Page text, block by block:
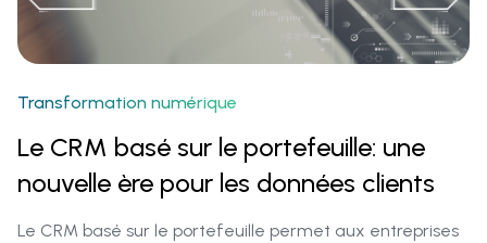
Transformation numérique
Le CRM basé sur le portefeuille: une
nouvelle ère pour les données clients
Le CRM basé sur le portefeuille permet aux entreprises